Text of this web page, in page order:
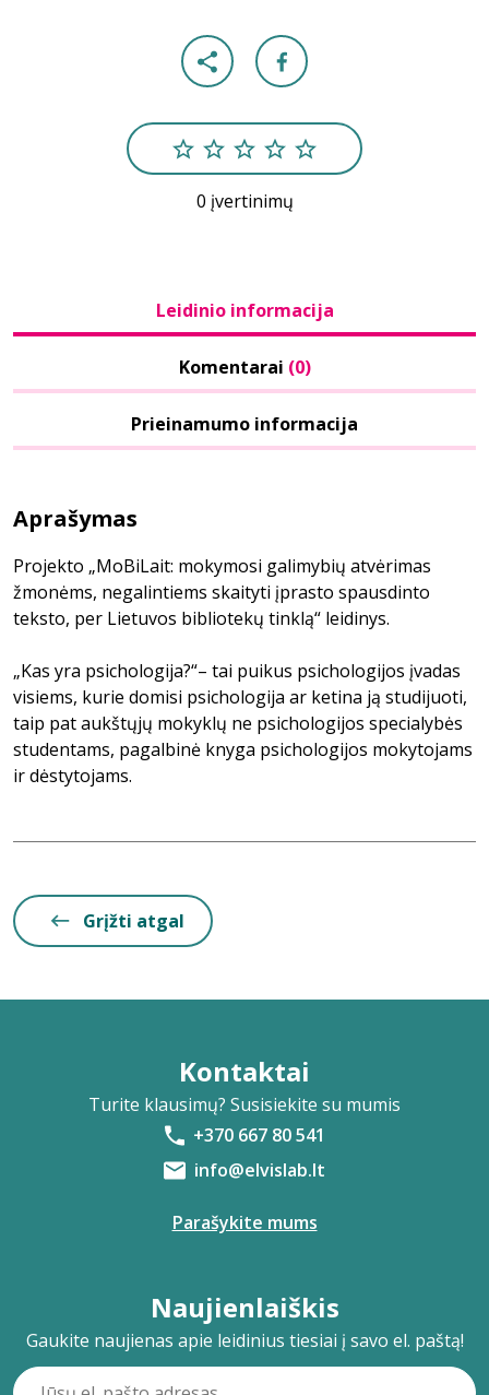
0 įvertinimų
Leidinio informacija
Komentarai (0)
Prieinamumo informacija
Aprašymas
Projekto „MoBiLait: mokymosi galimybių atvėrimas
žmonėms, negalintiems skaityti įprasto spausdinto
teksto, per Lietuvos bibliotekų tinklą“ leidinys.
„Kas yra psichologija?“– tai puikus psichologijos įvadas
visiems, kurie domisi psichologija ar ketina ją studijuoti,
taip pat aukštųjų mokyklų ne psichologijos specialybės
studentams, pagalbinė knyga psichologijos mokytojams
ir dėstytojams.
Grįžti atgal
Kontaktai
Turite klausimų? Susisiekite su mumis
+370 667 80 541
info@elvislab.lt
Parašykite mums
Naujienlaiškis
Gaukite naujienas apie leidinius tiesiai į savo el. paštą!